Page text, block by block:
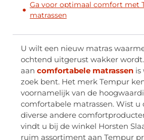
Ga voor optimaal comfort met
matrassen
U wilt een nieuw matras
ochtend uitgerust wakker
aan comfortabele matrassen is
zoek bent. Het merk Tempur
voornamelijk van de
comfortabele matrassen. Wist
diverse andere
vindt u bij de winkel Horsten
ruim assortiment aan Tempur